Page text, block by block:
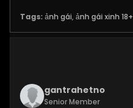
Tags: ảnh gái, ảnh gái xinh 18+
gantrahetno
Senior Member